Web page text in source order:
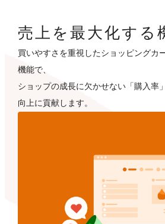
売上を最大化する
買いやすさを重視したショッピングカ
機能で、
ショップの成長に欠かせない「購入率
向上に貢献します。